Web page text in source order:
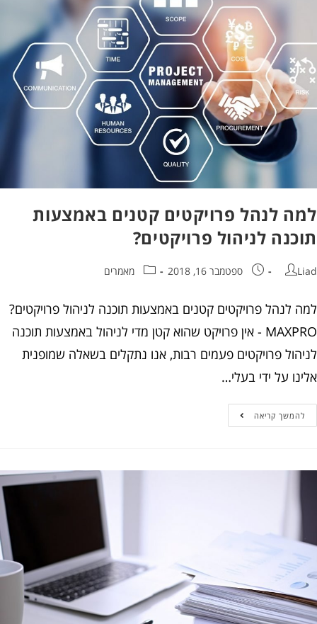
למה לנהל פרויקטים קטנים באמצעות
תוכנה לניהול פרויקטים?
Liad ספטמבר 16, 2018 מאמרים
למה לנהל פרויקטים קטנים באמצעות תוכנה לניהול פרויקטים?
MAXPRO - אין פרויקט שהוא קטן מדי לניהול באמצעות תוכנה
לניהול פרויקטים פעמים רבות, אנו נתקלים בשאלה שמופנית
אלינו על ידי בעלי…
להמשך קריאה